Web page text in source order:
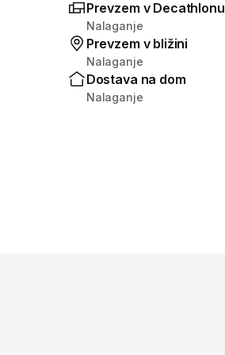
Prevzem v Decathlonu
Nalaganje
Prevzem v bližini
Nalaganje
Dostava na dom
Nalaganje